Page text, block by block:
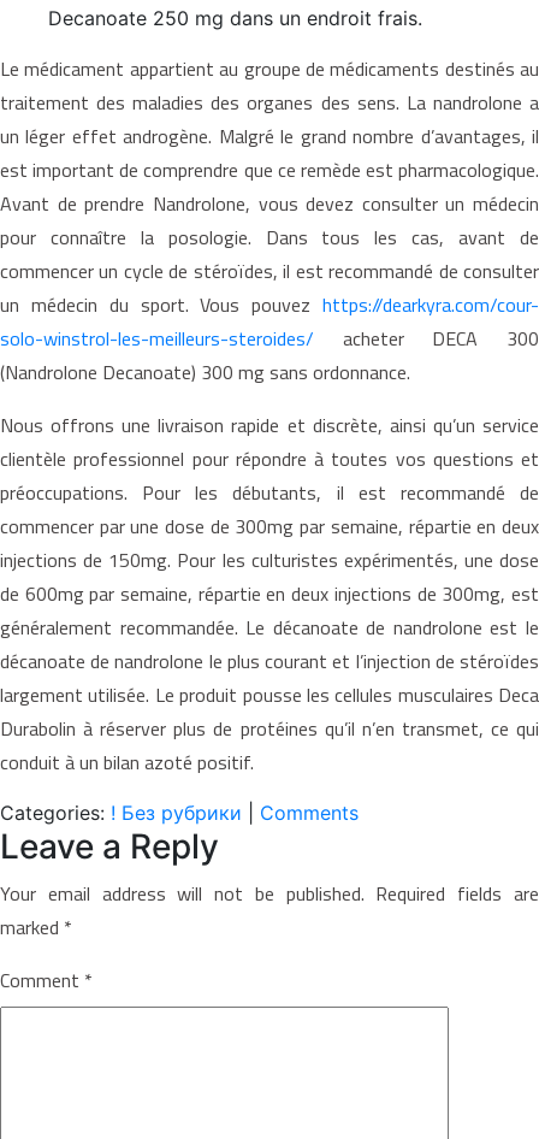
Decanoate 250 mg dans un endroit frais.
Le médicament appartient au groupe de médicaments destinés au
traitement des maladies des organes des sens. La nandrolone a
un léger effet androgène. Malgré le grand nombre d’avantages, il
est important de comprendre que ce remède est pharmacologique.
Avant de prendre Nandrolone, vous devez consulter un médecin
pour connaître la posologie. Dans tous les cas, avant de
commencer un cycle de stéroïdes, il est recommandé de consulter
un médecin du sport. Vous pouvez https://dearkyra.com/cour-
solo-winstrol-les-meilleurs-steroides/ acheter DECA 300
(Nandrolone Decanoate) 300 mg sans ordonnance.
Nous offrons une livraison rapide et discrète, ainsi qu’un service
clientèle professionnel pour répondre à toutes vos questions et
préoccupations. Pour les débutants, il est recommandé de
commencer par une dose de 300mg par semaine, répartie en deux
injections de 150mg. Pour les culturistes expérimentés, une dose
de 600mg par semaine, répartie en deux injections de 300mg, est
généralement recommandée. Le décanoate de nandrolone est le
décanoate de nandrolone le plus courant et l’injection de stéroïdes
largement utilisée. Le produit pousse les cellules musculaires Deca
Durabolin à réserver plus de protéines qu’il n’en transmet, ce qui
conduit à un bilan azoté positif.
Categories: ! Без рубрики Comments
Leave a Reply
Your email address will not be published. Required fields are
marked *
Comment *